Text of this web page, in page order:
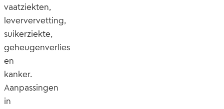
vaatziekten,
leververvetting,
suikerziekte,
geheugenverlies
en
kanker.
Aanpassingen
in